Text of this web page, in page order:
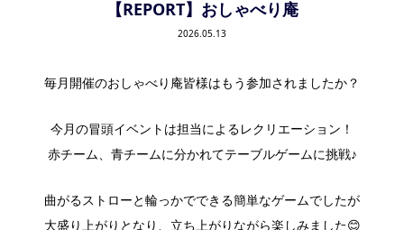
【REPORT】おしゃべり庵
2026.05.13
毎月開催のおしゃべり庵皆様はもう参加されましたか？
今月の冒頭イベントは担当によるレクリエーション！
赤チーム、青チームに分かれてテーブルゲームに挑戦♪
曲がるストローと輪っかでできる簡単なゲームでしたが
大盛り上がりとなり、立ち上がりながら楽しみました😊